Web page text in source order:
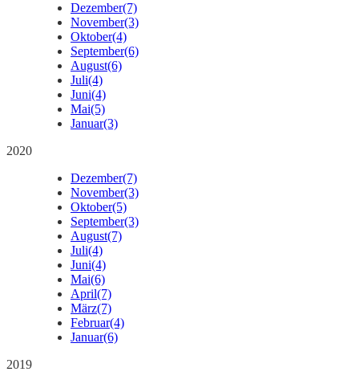
Dezember(7)
November(3)
Oktober(4)
September(6)
August(6)
Juli(4)
Juni(4)
Mai(5)
Januar(3)
2020
Dezember(7)
November(3)
Oktober(5)
September(3)
August(7)
Juli(4)
Juni(4)
Mai(6)
April(7)
März(7)
Februar(4)
Januar(6)
2019